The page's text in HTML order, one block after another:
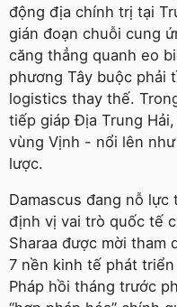
động địa chính trị tại
gián đoạn chuỗi cung
căng thẳng quanh eo
phương Tây buộc phải
logistics thay thế.
tiếp giáp Địa Trung
vùng Vịnh - nổi lên
lược.
Damascus đang nỗ
định vị vai trò quốc tế
Sharaa được mời tham
7 nền kinh tế phát
Pháp hồi tháng trước